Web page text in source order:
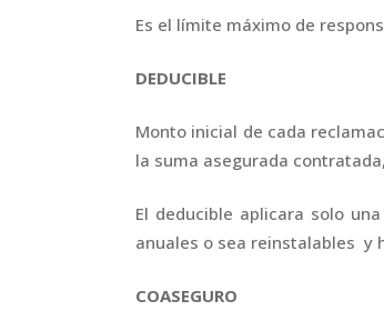
Es el límite máximo de
DEDUCIBLE
Monto inicial de cada
la suma asegurada
El deducible aplicara solo
anuales o sea reinstalables y
COASEGURO